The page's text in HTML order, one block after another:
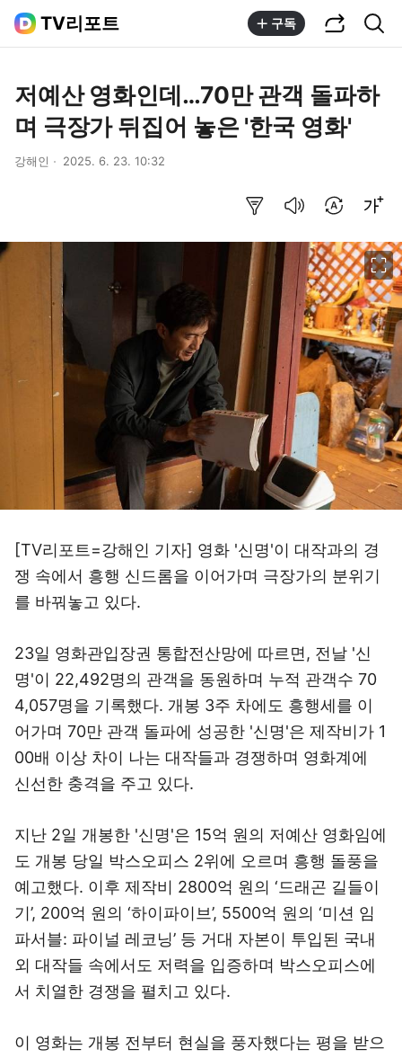
TV리포트 구독
저예산 영화인데…70만 관객 돌파하
며 극장가 뒤집어 놓은 '한국 영화'
강해인 2025. 6. 23. 10:32
[TV리포트=강해인 기자] 영화 '신명'이 대작과의 경
쟁 속에서 흥행 신드롬을 이어가며 극장가의 분위기
를 바꿔놓고 있다.
23일 영화관입장권 통합전산망에 따르면, 전날 '신
명'이 22,492명의 관객을 동원하며 누적 관객수 70
4,057명을 기록했다. 개봉 3주 차에도 흥행세를 이
어가며 70만 관객 돌파에 성공한 '신명'은 제작비가 1
00배 이상 차이 나는 대작들과 경쟁하며 영화계에
신선한 충격을 주고 있다.
지난 2일 개봉한 '신명'은 15억 원의 저예산 영화임에
도 개봉 당일 박스오피스 2위에 오르며 흥행 돌풍을
예고했다. 이후 제작비 2800억 원의 ‘드래곤 길들이
기’, 200억 원의 ‘하이파이브’, 5500억 원의 ‘미션 임
파서블: 파이널 레코닝’ 등 거대 자본이 투입된 국내
외 대작들 속에서도 저력을 입증하며 박스오피스에
서 치열한 경쟁을 펼치고 있다.
이 영화는 개봉 전부터 현실을 풍자했다는 평을 받으